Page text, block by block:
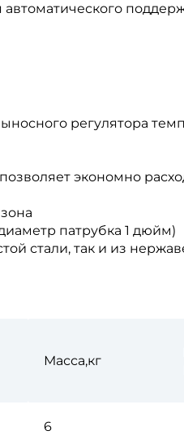
регулятора
экономно
патрубка 1 дюйм)
стали, так и из
Масса,кг
6